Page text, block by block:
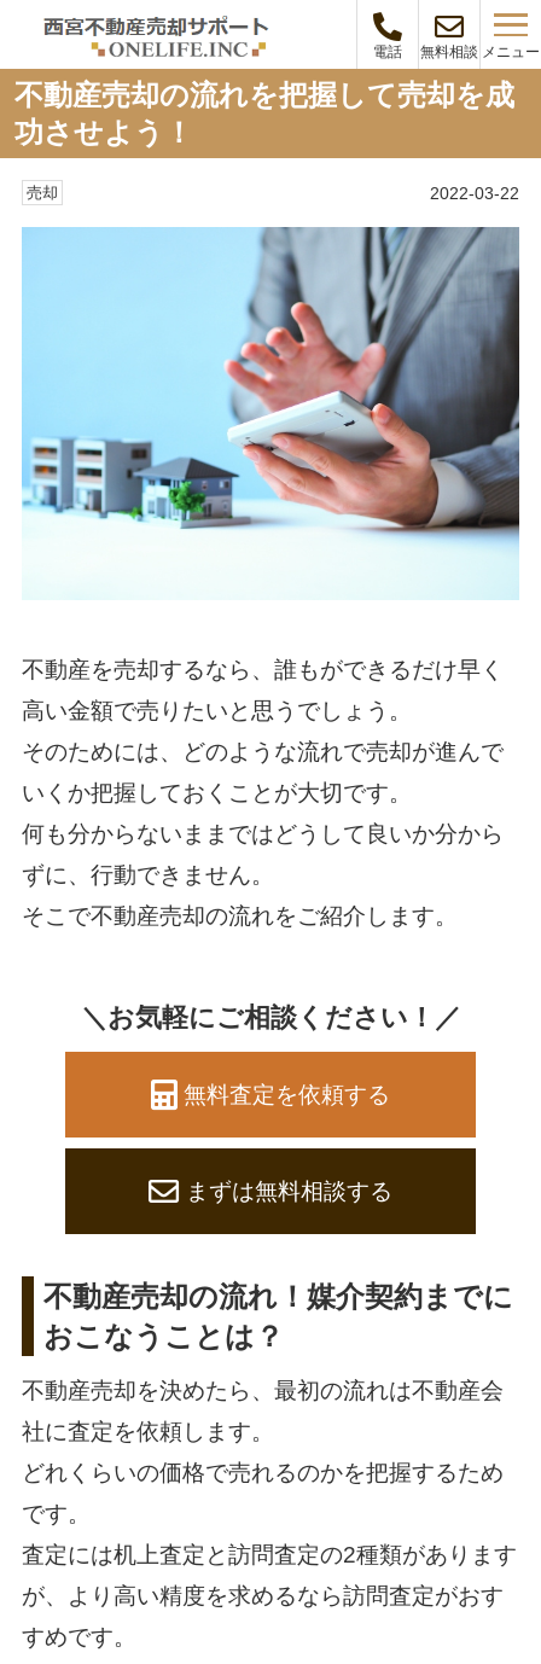
電話 無料相談 メニュー
不動産売却の流れを把握して売却を成
功させよう！
売却 2022-03-22
不動産を売却するなら、誰もができるだけ早く
高い金額で売りたいと思うでしょう。
そのためには、どのような流れで売却が進んで
いくか把握しておくことが大切です。
何も分からないままではどうして良いか分から
ずに、行動できません。
そこで不動産売却の流れをご紹介します。
＼お気軽にご相談ください！／
無料査定を依頼する
まずは無料相談する
不動産売却の流れ！媒介契約までに
おこなうことは？
不動産売却を決めたら、最初の流れは不動産会
社に査定を依頼します。
どれくらいの価格で売れるのかを把握するため
です。
査定には机上査定と訪問査定の2種類があります
が、より高い精度を求めるなら訪問査定がおす
すめです。